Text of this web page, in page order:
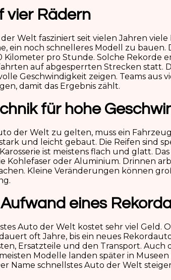
vier Rädern
der Welt fasziniert seit vielen Jahren
ein noch schnelleres Modell zu
Kilometer pro Stunde. Solche Rekorde
auf abgesperrten Strecken statt.
Geschwindigkeit zeigen. Teams aus
damit das Ergebnis zählt.
für hohe
der Welt zu gelten, muss ein
und leicht gebaut. Die Reifen sind
ist meistens flach und glatt.
Kohlefaser oder Aluminium. Drinnen
Kleine Veränderungen können
eines
Auto der Welt kostet sehr viel Geld.
oft Jahre, bis ein neues
Ersatzteile und den Transport.
Modelle landen später in
Name schnellstes Auto der Welt